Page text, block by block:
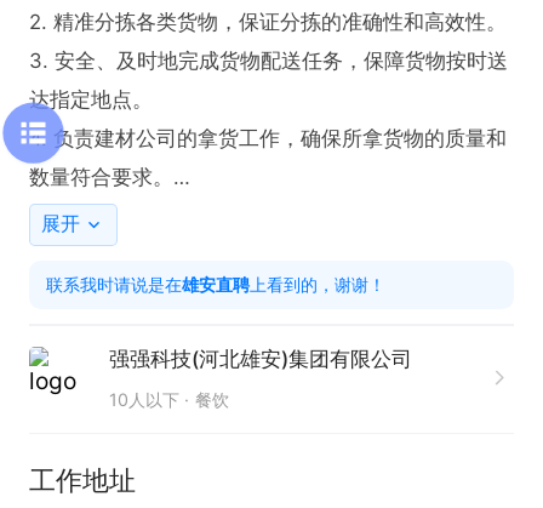
2. 精准分拣各类货物，保证分拣的准确性和高效性。
3. 安全、及时地完成货物配送任务，保障货物按时送
达指定地点。
4. 负责建材公司的拿货工作，确保所拿货物的质量和
数量符合要求。
5. 做好仓库管理工作，包括货物出入库登记、库存盘
1. 具备良好的货物整理、分拣及配送能力，熟悉建材
行业货物特性更佳。
节，确保货物管理准确无误。
展开
联系我时请说是在雄安直聘 上看到的，谢谢！
强强科技(河北雄安)集团有限公司
10人以下 餐饮
工作地址